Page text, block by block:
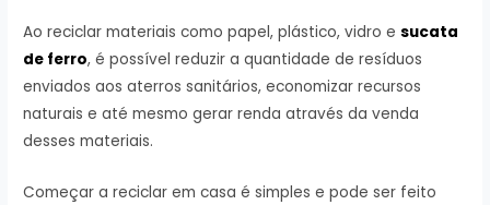
Ao reciclar materiais como papel, plástico, vidro esucata
de ferro, é possível reduzir a quantidade de resíduos
enviados aos aterros sanitários, economizar recursos
naturais e até mesmo gerar renda através da venda
desses materiais.
Começar a reciclar em casa é simples e pode ser feito